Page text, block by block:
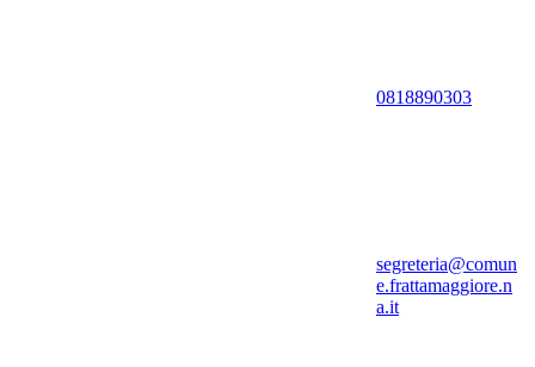
0818890303
segreteria@comun
e.frattamaggiore.n
a.it